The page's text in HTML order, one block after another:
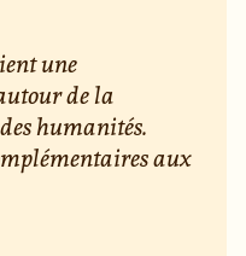
une
de la
humanités.
aux